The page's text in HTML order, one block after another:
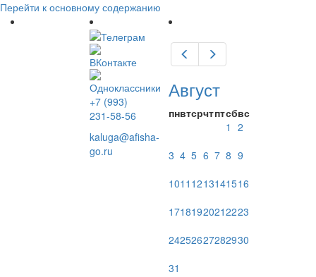
Перейти к основному содержанию
+7 (993)
231-58-56
kaluga@afisha-
go.ru
Предыдущий
Август
пнвтсрчтптсбвс
1 2
3 4 5 6 7 8 9
1011 1213141516
17181920212223
24252627282930
31